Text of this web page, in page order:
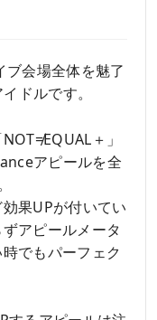
ブ会場全体を魅了
ドルです。
＋」
アピールを全
果UPが付いてい
アピールメータ
でもパーフェク